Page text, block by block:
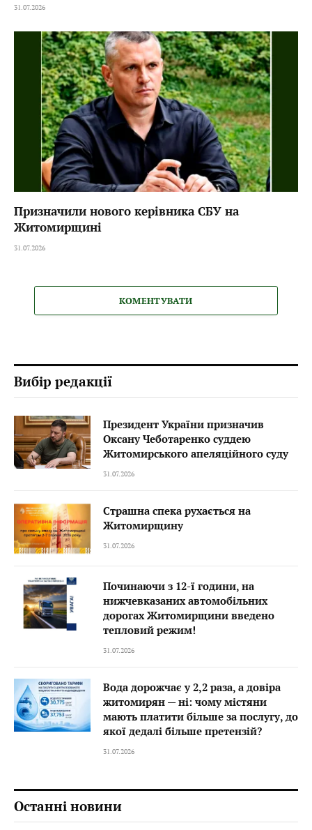
31.07.2026
Призначили нового керівника СБУ на
Житомирщині
31.07.2026
КОМЕНТУВАТИ
Вибір редакції
Президент України призначив
Оксану Чеботаренко суддею
Житомирського апеляційного суду
31.07.2026
Страшна спека рухається на
Житомирщину
31.07.2026
Починаючи з 12-ї години, на
нижчевказаних автомобільних
дорогах Житомирщини введено
тепловий режим!
31.07.2026
Вода дорожчає у 2,2 раза, а довіра
житомирян — ні: чому містяни
мають платити більше за послугу, до
якої дедалі більше претензій?
31.07.2026
Останні новини